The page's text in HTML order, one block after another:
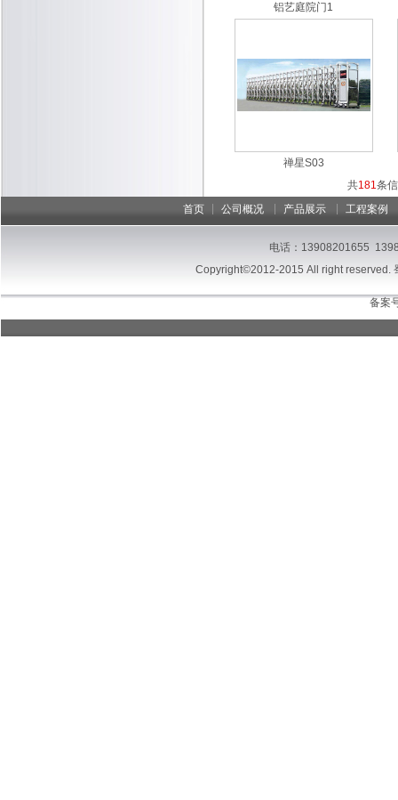
铝艺庭院门1
禅星S03
共181条
首页
公司概况 产品展示 工程案例
电话：13908201655
Copyright©2012-2015 All right reserved.
备案